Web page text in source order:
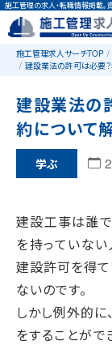
施工管理の求人・転職情報掲載。
施工管理求人サーチTOP
建設業法の許可は必要
建設業法の
約について
学ぶ
建設工事は誰
を持っていな
建設許可を得
ないのです。
しかし例外的
をすることが